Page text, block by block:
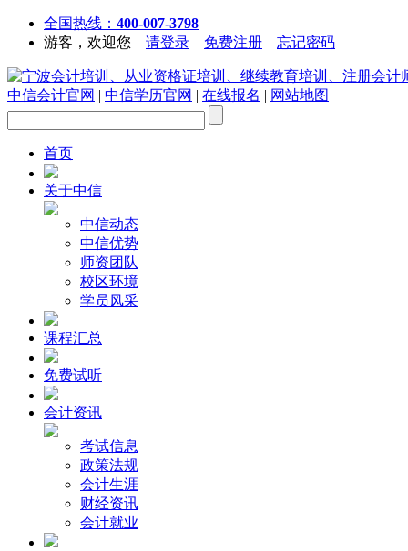
全国热线： 400-007-3798
游客，欢迎您 请登录 免费注册 忘记密码
中信会计官网 | 中信学历官网 | 在线报名 | 网站地图
首页
关于中信
中信动态
中信优势
师资团队
校区环境
学员风采
课程汇总
免费试听
会计资讯
考试信息
政策法规
会计生涯
财经资讯
会计就业